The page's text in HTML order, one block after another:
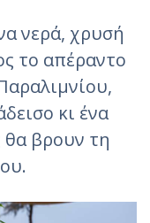
νερά, χρυσή
το απέραντο
κι ένα
θα βρουν τη